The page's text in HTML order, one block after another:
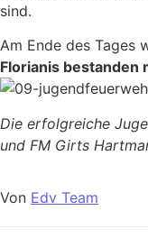
sind.
Am Ende des Tages
Florianis bestanden
Die erfolgreiche
und FM Girts
Von Edv Team